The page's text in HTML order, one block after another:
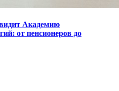
Академию
от пенсионеров до